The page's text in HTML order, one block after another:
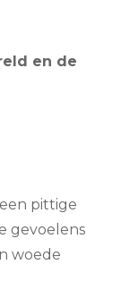
en de
pittige
gevoelens
woede